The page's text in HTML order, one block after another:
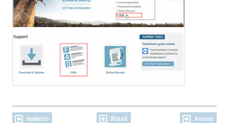
Indietro Risali Avanti